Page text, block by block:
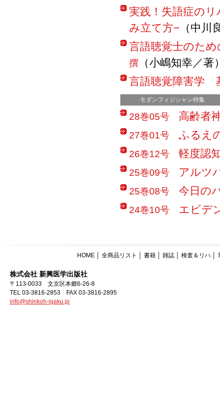
実践！失語症の
み立て方− （中
言語聴覚士のた
撰 （小嶋知幸／著
言語聴覚障害学
モダンフィジシャン特集
28巻05号 高齢者
27巻01号 ふるえ
26巻12号 軽度認
25巻09号 アルツ
25巻08号 今日の
24巻10号 エビデ
HOME 全商品リスト 書籍 雑誌 検査＆リハ
株式会社 新興医学出版社
〒113-0033 文京区本郷6-26-8
TEL 03-3816-2853 FAX 03-3816-2895
info@shinkoh-igaku.jp